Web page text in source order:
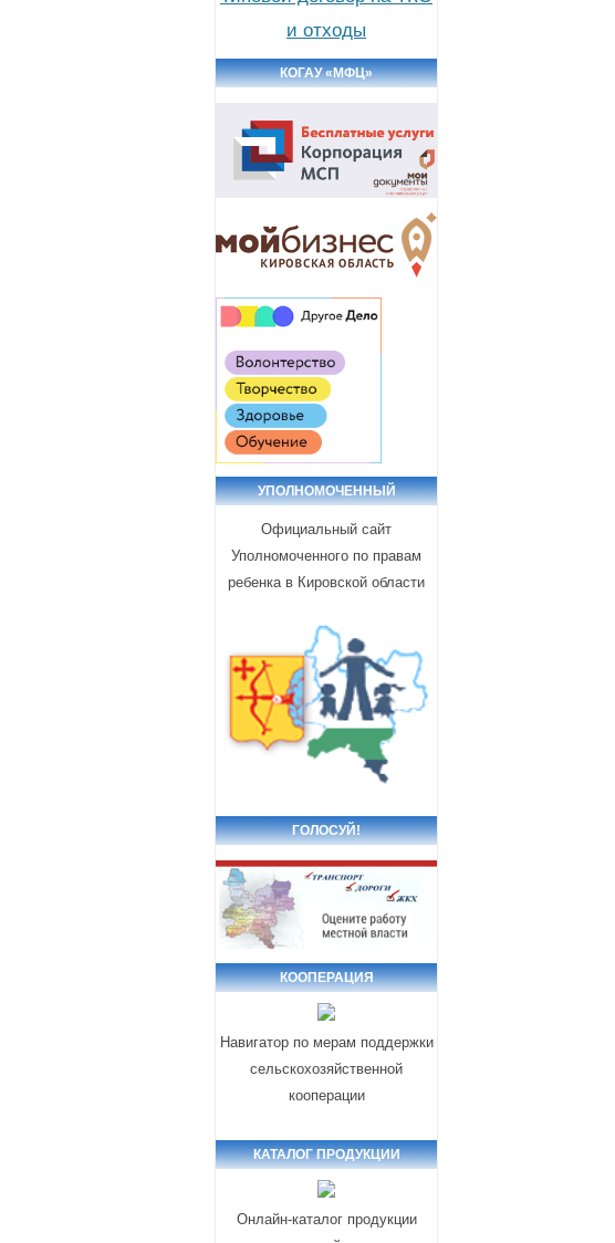
и отходы
КОГАУ «МФЦ»
УПОЛНОМОЧЕННЫЙ
Официальный сайт
Уполномоченного по правам
ребенка в Кировской области
ГОЛОСУЙ!
КООПЕРАЦИЯ
Навигатор по мерам поддержки
сельскохозяйственной
кооперации
КАТАЛОГ ПРОДУКЦИИ
Онлайн-каталог продукции